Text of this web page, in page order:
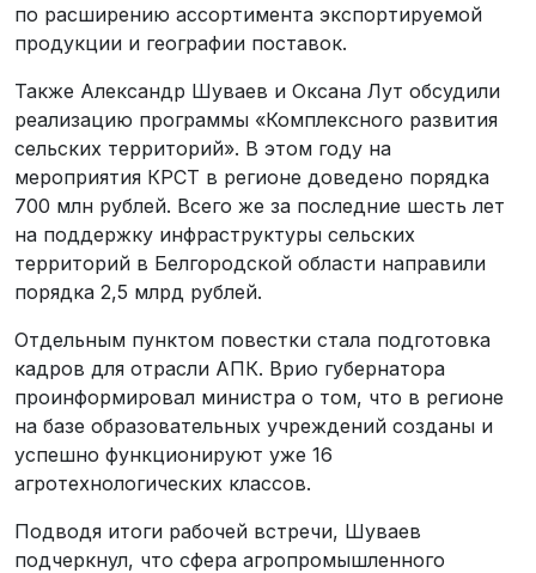
по расширению ассортимента экспортируемой
продукции и географии поставок.
Также Александр Шуваев и Оксана Лут обсудили
реализацию программы «Комплексного развития
сельских территорий». В этом году на
мероприятия КРСТ в регионе доведено порядка
700 млн рублей. Всего же за последние шесть лет
на поддержку инфраструктуры сельских
территорий в Белгородской области направили
порядка 2,5 млрд рублей.
Отдельным пунктом повестки стала подготовка
кадров для отрасли АПК. Врио губернатора
проинформировал министра о том, что в регионе
на базе образовательных учреждений созданы и
успешно функционируют уже 16
агротехнологических классов.
Подводя итоги рабочей встречи, Шуваев
подчеркнул, что сфера агропромышленного